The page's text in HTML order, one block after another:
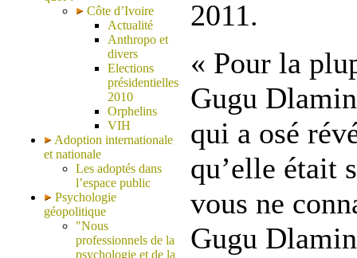
Côte d’Ivoire
Actualité
Anthropo et
divers
Elections
présidentielles
2010
Orphelins
VIH
Adoption internationale
et nationale
Les adoptés dans
l’espace public
Psychologie
géopolitique
"Nous
professionnels de la
psychologie et de la
2011.
« Pour la
Gugu
qui a osé
qu’elle était
vous ne
Gugu